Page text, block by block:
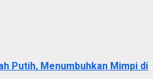
Putih, Menumbuhkan Mimpi di